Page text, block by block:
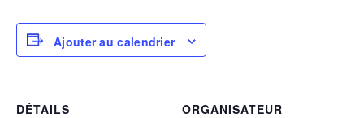
Ajouter au calendrier
DÉTAILS
ORGANISATEUR